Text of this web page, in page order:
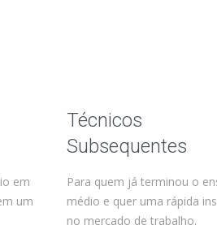
em
um
Técnicos
Subsequentes
Para quem já terminou o
médio e quer uma rápida
no mercado de trabalho.